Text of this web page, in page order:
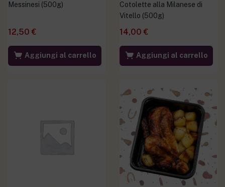
Messinesi (500g)
12,50 €
Aggiungi al carrello
Cotolette alla Milanese di
Vitello (500g)
14,00 €
Aggiungi al carrello